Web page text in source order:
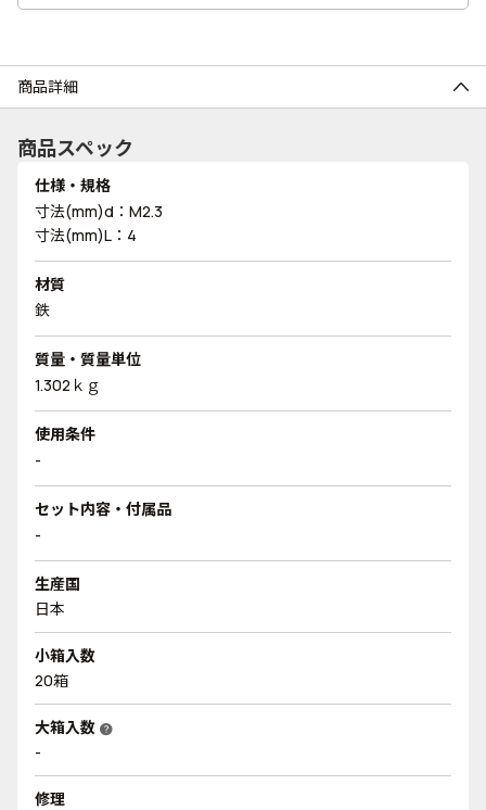
商品詳細
商品スペック
仕様・規格
寸法(mm)d：M2.3
寸法(mm)L：4
材質
鉄
質量・質量単位
1.302ｋｇ
使用条件
-
セット内容・付属品
-
生産国
日本
小箱入数
20箱
大箱入数 help
-
修理